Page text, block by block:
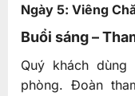
Ngày 5: Viêng
Buổi sáng –
Quý khách
phòng. Đoàn